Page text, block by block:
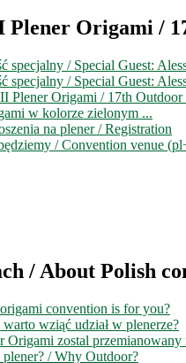
Plener Origami /
specjalny / Special Guest:
specjalny / Special Guest:
Plener Origami / 17th
w kolorze zielonym ...
na plener / Registration
/ Convention venue
/ About Polish
convention is for you?
wziąć udział w plenerze?
Origami zostal
plener? / Why Outdoor?